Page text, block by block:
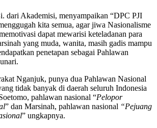
dari Akademisi, menyampaikan “DPC PJI
kita semua, agar jiwa Nasionalisme
dapat mewarisi keteladanan para
yang muda, wanita, masih gadis mampu
penetapan sebagai Pahlawan
Nganjuk, punya dua Pahlawan Nasional
tidak banyak di daerah seluruh Indonesia
pahlawan nasional “Pelopor
” dan Marsinah, pahlawan nasional “Pejuang
” ungkapnya.